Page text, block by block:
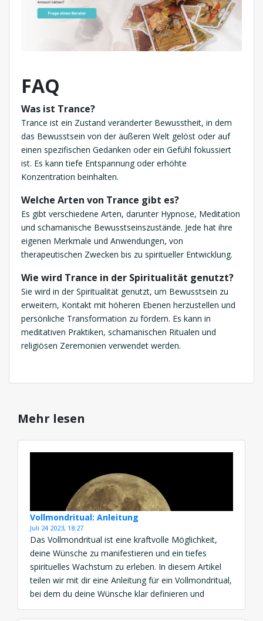
FAQ
Was ist Trance?
Trance ist ein Zustand veränderter Bewusstheit, in dem
das Bewusstsein von der äußeren Welt gelöst oder auf
einen spezifischen Gedanken oder ein Gefühl fokussiert
ist. Es kann tiefe Entspannung oder erhöhte
Konzentration beinhalten.
Welche Arten von Trance gibt es?
Es gibt verschiedene Arten, darunter Hypnose, Meditation
und schamanische Bewusstseinszustände. Jede hat ihre
eigenen Merkmale und Anwendungen, von
therapeutischen Zwecken bis zu spiritueller Entwicklung.
Wie wird Trance in der Spiritualität genutzt?
Sie wird in der Spiritualität genutzt, um Bewusstsein zu
erweitern, Kontakt mit höheren Ebenen herzustellen und
persönliche Transformation zu fördern. Es kann in
meditativen Praktiken, schamanischen Ritualen und
religiösen Zeremonien verwendet werden.
Mehr lesen
Vollmondritual: Anleitung
Juli 24 2023, 18:27
Das Vollmondritual ist eine kraftvolle Möglichkeit,
deine Wünsche zu manifestieren und ein tiefes
spirituelles Wachstum zu erleben. In diesem Artikel
teilen wir mit dir eine Anleitung für ein Vollmondritual,
bei dem du deine Wünsche klar definieren und
loslassen kannst sowie dich selbst reinigen kannst.